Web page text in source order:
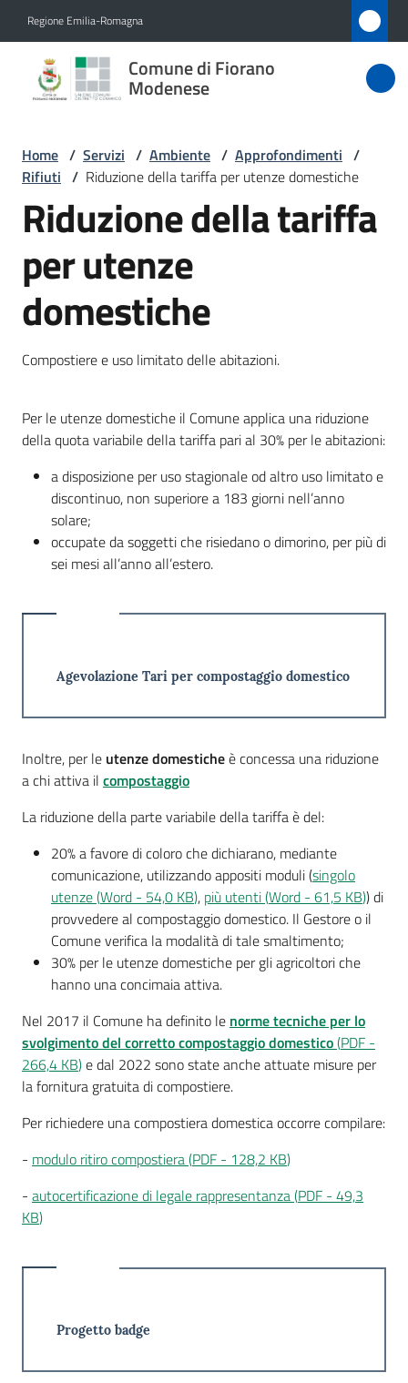
Regione Emilia-Romagna
Comune di Fiorano
Modenese
Comune
di Fiorano
Servizi
Menu selezionato
Fiorano
t
e
i
i
s
m
o
Tutti
gli
Home / Servizi / Ambiente / Approfondimenti /
Rifiuti / Riduzione della tariffa per utenze domestiche
Riduzione della tariffa
per utenze
domestiche
Compostiere e uso limitato delle abitazioni.
Per le utenze domestiche il Comune applica una riduzione
della quota variabile della tariffa pari al 30% per le abitazioni:
a disposizione per uso stagionale od altro uso limitato e
discontinuo, non superiore a 183 giorni nell’anno
solare;
occupate da soggetti che risiedano o dimorino, per più di
sei mesi all’anno all’estero.
Agevolazione Tari per compostaggio domestico
Inoltre, per le utenze domesticheè concessa una riduzione
a chi attiva il compostaggio
La riduzione della parte variabile della tariffa è del:
20% a favore di coloro che dichiarano, mediante
comunicazione, utilizzando appositi moduli (singolo
utenze(Word - 54,0 KB), più utenti(Word - 61,5 KB)) di
provvedere al compostaggio domestico. Il Gestore o il
Comune verifica la modalità di tale smaltimento;
30% per le utenze domestiche per gli agricoltori che
hanno una concimaia attiva.
Nel 2017 il Comune ha definito le norme tecniche per lo
svolgimento del corretto compostaggio domestico(PDF -
266,4 KB)e dal 2022 sono state anche attuate misure per
la fornitura gratuita di compostiere.
Per richiedere una compostiera domestica occorre compilare:
- modulo ritiro compostiera(PDF - 128,2 KB)
- autocertificazione di legale rappresentanza(PDF - 49,3
KB)
Progetto badge